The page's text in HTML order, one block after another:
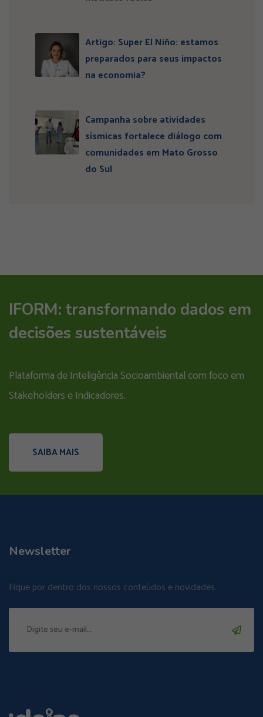
Artigo: Super El Niño: estamos
preparados para seus impactos
na economia?
Campanha sobre atividades
sísmicas fortalece diálogo com
comunidades em Mato Grosso
do Sul
IFORM: transformando dados em
decisões sustentáveis
Plataforma de Inteligência Socioambiental com foco em
Stakeholders e Indicadores.
SAIBA MAIS
Newsletter
Fique por dentro dos nossos conteúdos e novidades.